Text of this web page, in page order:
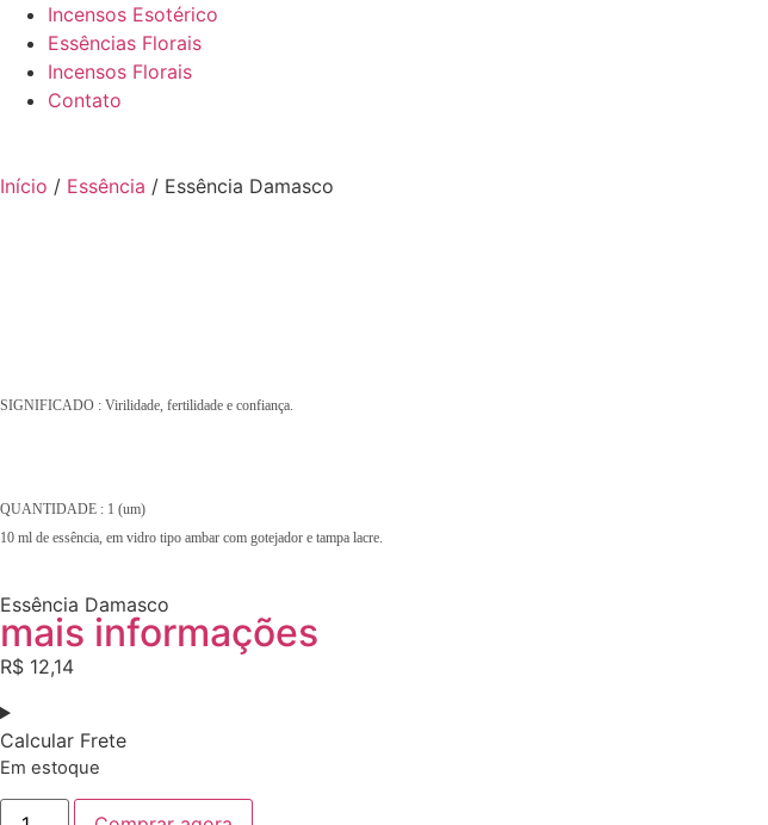
Incensos Esotérico
Essências Florais
Incensos Florais
Contato
Início / Essência / Essência Damasco
SIGNIFICADO : Virilidade, fertilidade e confiança.
QUANTIDADE : 1 (um)
10 ml de essência, em vidro tipo ambar com gotejador e tampa lacre.
Essência Damasco
mais informações
R$ 12,14
Calcular Frete
Em estoque